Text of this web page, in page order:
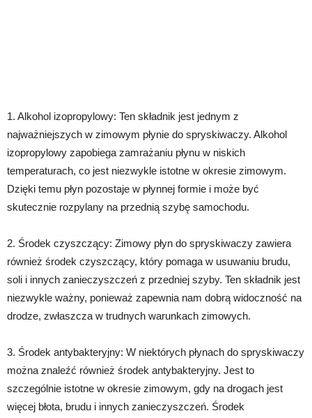
1. Alkohol izopropylowy: Ten składnik jest jednym z
najważniejszych w zimowym płynie do spryskiwaczy. Alkohol
izopropylowy zapobiega zamrażaniu płynu w niskich
temperaturach, co jest niezwykle istotne w okresie zimowym.
Dzięki temu płyn pozostaje w płynnej formie i może być
skutecznie rozpylany na przednią szybę samochodu.
2. Środek czyszczący: Zimowy płyn do spryskiwaczy zawiera
również środek czyszczący, który pomaga w usuwaniu brudu,
soli i innych zanieczyszczeń z przedniej szyby. Ten składnik jest
niezwykle ważny, ponieważ zapewnia nam dobrą widoczność na
drodze, zwłaszcza w trudnych warunkach zimowych.
3. Środek antybakteryjny: W niektórych płynach do spryskiwaczy
można znaleźć również środek antybakteryjny. Jest to
szczególnie istotne w okresie zimowym, gdy na drogach jest
więcej błota, brudu i innych zanieczyszczeń. Środek